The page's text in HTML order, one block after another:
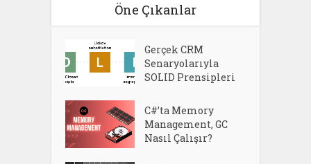
Öne Çıkanlar
Gerçek CRM
Senaryolarıyla
SOLID Prensipleri
C#’ta Memory
Management, GC
Nasıl Çalışır?